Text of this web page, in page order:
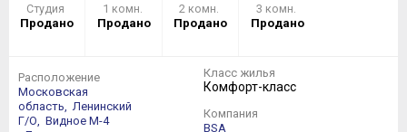
Студия
Продано
1 комн.
Продано
2 комн.
Продано
3 комн.
Продано
Расположение
Московская
область,
Ленинский
Г/О,
Видное М-4
Класс жилья
Комфорт-класс
Компания
BSA